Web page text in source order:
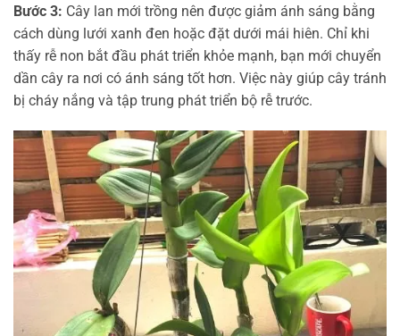
Bước 3: Cây lan mới trồng nên được giảm ánh sáng bằng
cách dùng lưới xanh đen hoặc đặt dưới mái hiên. Chỉ khi
thấy rễ non bắt đầu phát triển khỏe mạnh, bạn mới chuyển
dần cây ra nơi có ánh sáng tốt hơn. Việc này giúp cây tránh
bị cháy nắng và tập trung phát triển bộ rễ trước.